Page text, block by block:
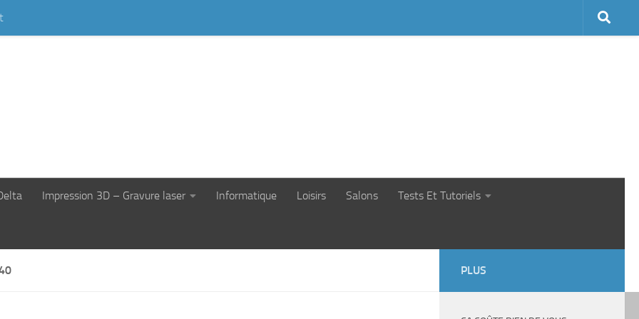
Impression 3D – Gravure laser Informatique Loisirs Salons Tests Et Tutoriels
PLUS